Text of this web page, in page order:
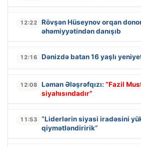
12:22
Rövşən Hüseynov orqan
əhəmiyyətindən danışıb
12:16 Dənizdə batan 16 yaşlı
12:08 Ləman Ələşrəfqızı: “Fazil
siyahısındadır”
11:53
“Liderlərin siyasi iradəsini
qiymətləndiririk”